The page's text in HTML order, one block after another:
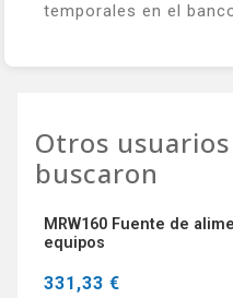
temporales en el
Otros
buscaron
MRW160 Fuente de
equipos
331,33 €